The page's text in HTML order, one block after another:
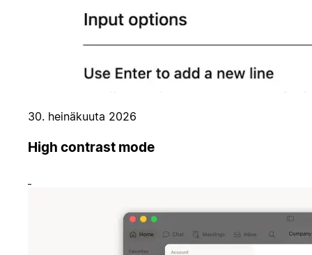
30. heinäkuuta 2026
High contrast mode